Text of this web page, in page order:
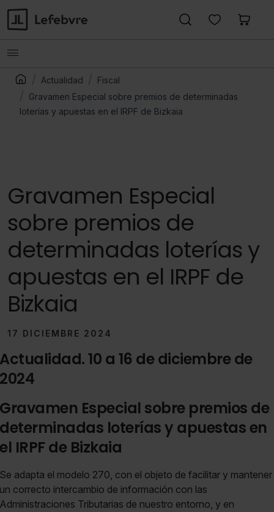
Actualidad
Fiscal
Gravamen Especial sobre premios de determinadas
loterías y apuestas en el IRPF de Bizkaia
Gravamen Especial
sobre premios de
determinadas loterías y
apuestas en el IRPF de
Bizkaia
17 DICIEMBRE 2024
Actualidad. 10 a 16 de diciembre de
2024
Gravamen Especial sobre premios de
determinadas loterías y apuestas en
el IRPF de Bizkaia
Se adapta el modelo 270, con el objeto de facilitar y mantener
un correcto intercambio de información con las
Administraciones Tributarias de nuestro entorno, y en